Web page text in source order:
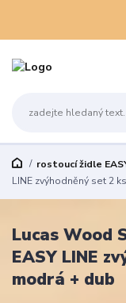
rostoucí židle
LINE zvýhodněný set 2
Lucas Wood
EASY LINE
modrá + dub